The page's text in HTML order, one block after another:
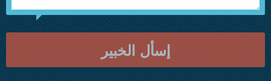
إسأل الخبير